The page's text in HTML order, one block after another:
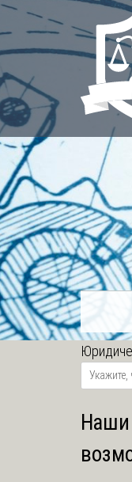
Skip
to
content
Наши